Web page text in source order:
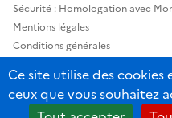
Sécurité : Homologation avec
Mentions légales
Conditions générales
Statistiques, lexiques et
Sauf mention contraire, tous les
Ce site utilise des
ceux que vous souhaitez